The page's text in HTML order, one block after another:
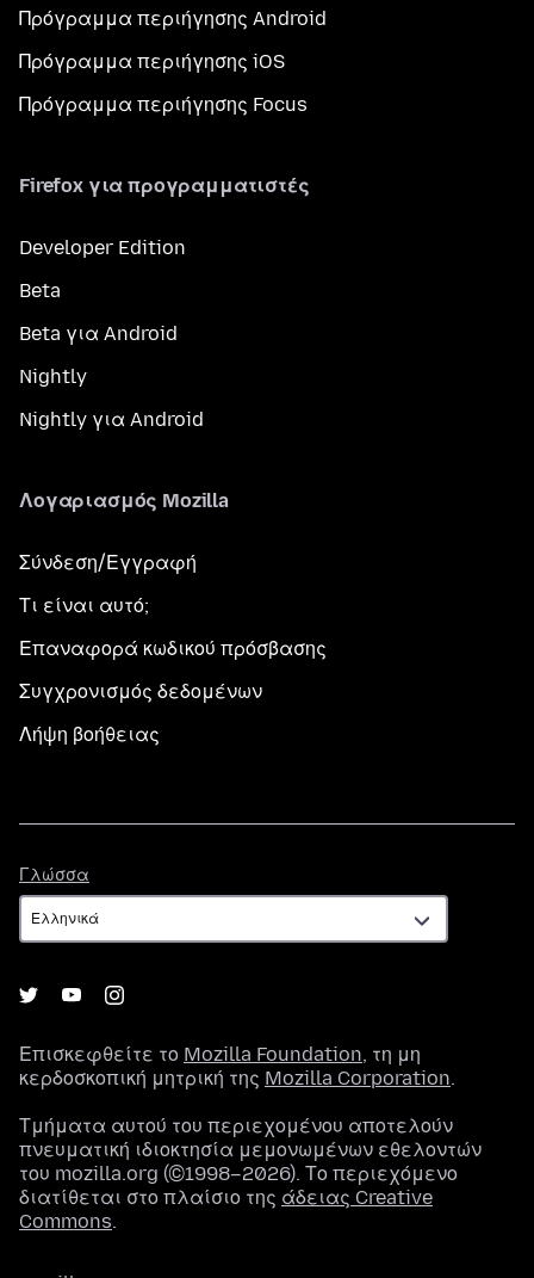
Πρόγραμμα περιήγησης Android
Πρόγραμμα περιήγησης iOS
Πρόγραμμα περιήγησης Focus
Firefox για προγραμματιστές
Developer Edition
Beta
Beta για Android
Nightly
Nightly για Android
Λογαριασμός Mozilla
Σύνδεση/Εγγραφή
Τι είναι αυτό;
Επαναφορά κωδικού πρόσβασης
Συγχρονισμός δεδομένων
Λήψη βοήθειας
Γλώσσα
Επισκεφθείτε το Mozilla Foundation, τη μη
κερδοσκοπική μητρική της Mozilla Corporation.
Τμήματα αυτού του περιεχομένου αποτελούν
πνευματική ιδιοκτησία μεμονωμένων εθελοντών
του mozilla.org (©1998–2026). Το περιεχόμενο
διατίθεται στο πλαίσιο της άδειας Creative
Commons.